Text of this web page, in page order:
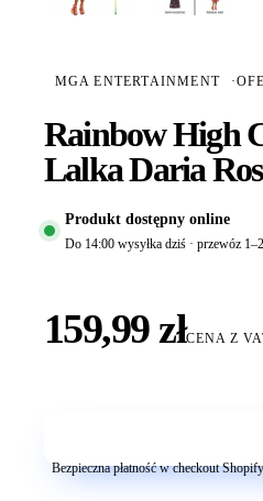
MGA ENTERTAINMENT ·
Rainbow High
Lalka Daria
Produkt dostępny online
Do 14:00 wysyłka dziś · przewóz
159,99 złCENA Z
Bezpieczna płatność w checkout